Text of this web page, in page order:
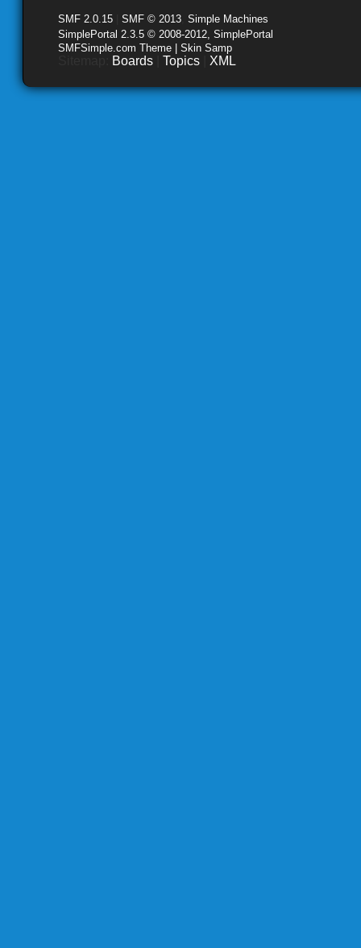
SMF 2.0.15 SMF © 2013 Simple Machines
SimplePortal 2.3.5 © 2008-2012, SimplePortal
SMFSimple.com Theme | Skin Samp
Boards Topics XML